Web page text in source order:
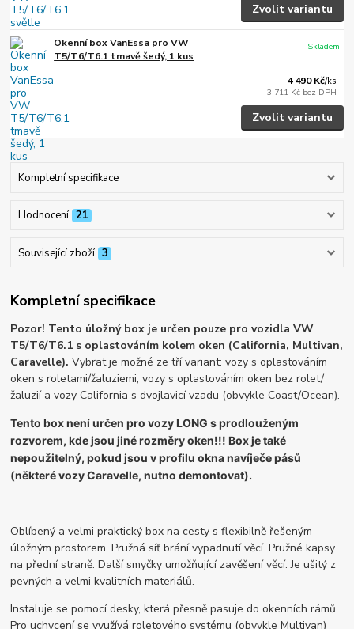
Zvolit variantu
Okenní box VanEssa pro VW
T5/T6/T6.1 tmavě šedý, 1 kus
4 490 Kč/ks
3 711 Kč bez DPH
Skladem
Zvolit variantu
Kompletní specifikace
Hodnocení 21
Související zboží 3
Kompletní specifikace
Pozor! Tento úložný box je určen pouze pro vozidla VW
T5/T6/T6.1 s oplastováním kolem oken (California, Multivan,
Caravelle).Vybrat je možné ze tří variant: vozy s oplastováním
oken s roletami/žaluziemi, vozy s oplastováním oken bez rolet/
žaluzií a vozy California s dvojlavicí vzadu (obvykle Coast/Ocean).
Tento box není určen pro vozy LONG s prodlouženým
rozvorem, kde jsou jiné rozměry oken!!!Box je také
nepoužitelný, pokud jsou v profilu okna navíječe pásů
(některé vozy Caravelle, nutno demontovat).
Oblíbený a velmi praktický box na cesty s flexibilně řešeným
úložným prostorem. Pružná síť brání vypadnutí věcí. Pružné kapsy
na přední straně. Další smyčky umožňující zavěšení věcí. Je ušitý z
pevných a velmi kvalitních materiálů.
Instaluje se pomocí desky, která přesně pasuje do okenních rámů.
Pro uchycení se využívá roletového systému (obvykle Multivan)